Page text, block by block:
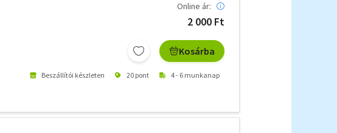
Online ár:
2 000 Ft
Kosárba
Beszállítói készleten 20 pont 4 - 6 munkanap